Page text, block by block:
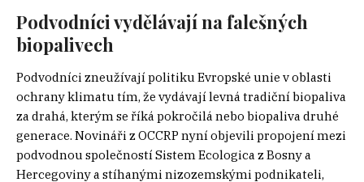
Podvodníci vydělávají na falešných
biopalivech
Podvodníci zneužívají politiku Evropské unie v oblasti
ochrany klimatu tím, že vydávají levná tradiční biopaliva
za drahá, kterým se říká pokročilá nebo biopaliva druhé
generace. Novináři z OCCRP nyní objevili propojení mezi
podvodnou společností Sistem Ecologica z Bosny a
Hercegoviny a stíhanými nizozemskými podnikateli,